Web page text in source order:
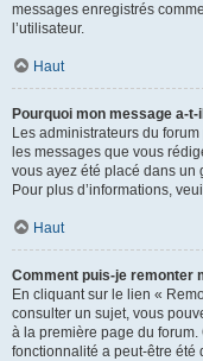
messages enregistrés
l’utilisateur.
Haut
Pourquoi mon message a-
Les administrateurs du
les messages que vous
vous ayez été placé dans un
Pour plus d’informations,
Haut
Comment puis-je remonter
En cliquant sur le lien «
consulter un sujet, vous
à la première page du
fonctionnalité a peut-être été